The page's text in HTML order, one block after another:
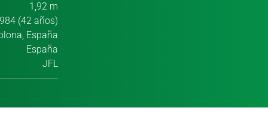
1,92 m
(42 años)
España
España
JFL